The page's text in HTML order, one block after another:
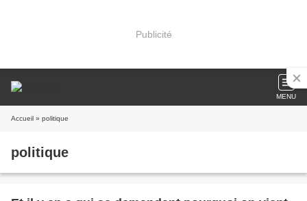
Publicité
MENU
Accueil » politique
politique